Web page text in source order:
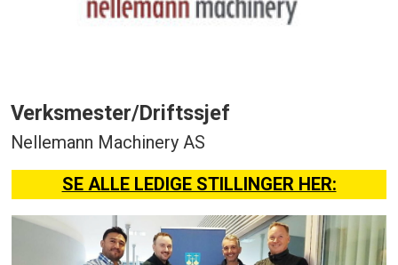
Verksmester/Driftssjef
Nellemann Machinery AS
SE ALLE LEDIGE STILLINGER HER: